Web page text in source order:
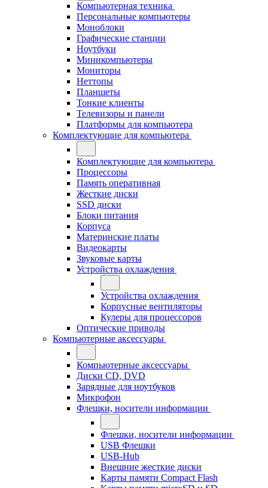
Компьютерная техника
Персональные компьютеры
Моноблоки
Графические станции
Ноутбуки
Миникомпьютеры
Мониторы
Неттопы
Планшеты
Тонкие клиенты
Телевизоры и панели
Платформы для компьютера
Комплектующие для компьютера
Комплектующие для компьютера
Процессоры
Память оперативная
Жесткие диски
SSD диски
Блоки питания
Корпуса
Материнские платы
Видеокарты
Звуковые карты
Устройства охлаждения
Устройства охлаждения
Корпусные вентиляторы
Кулеры для процессоров
Оптические приводы
Компьютерные аксессуары
Компьютерные аксессуары
Диски CD, DVD
Зарядные для ноутбуков
Микрофон
Флешки, носители информации
Флешки, носители информации
USB Флешки
USB-Hub
Внешние жесткие диски
Карты памяти Compact Flash